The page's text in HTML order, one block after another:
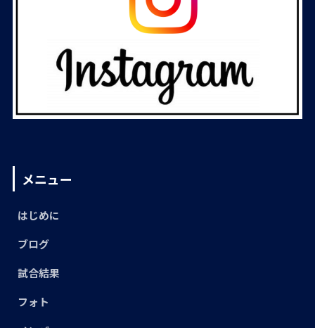
メニュー
はじめに
ブログ
試合結果
フォト